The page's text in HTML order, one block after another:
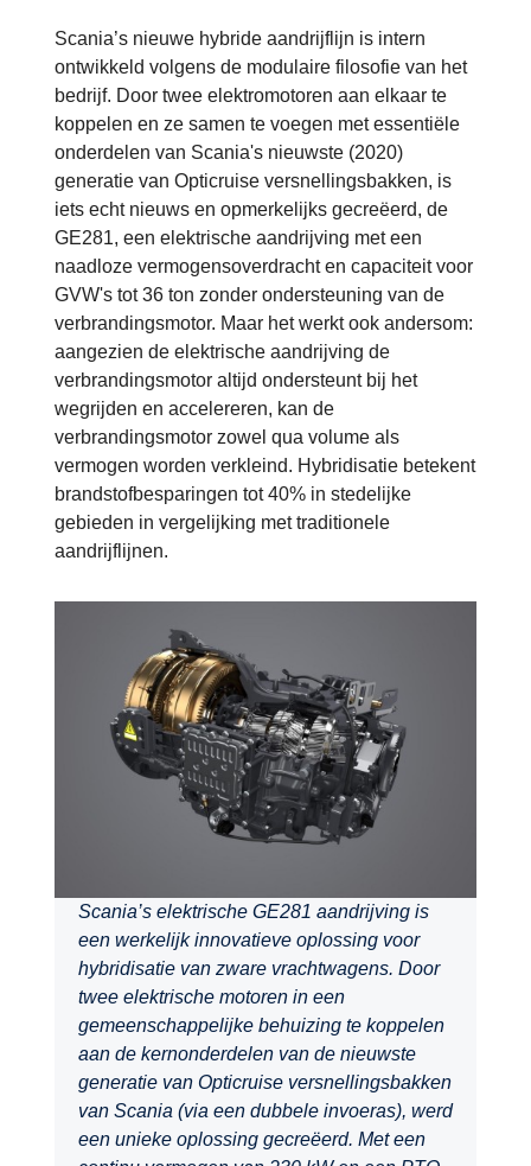
Scania’s nieuwe hybride aandrijflijn is intern
ontwikkeld volgens de modulaire filosofie van het
bedrijf. Door twee elektromotoren aan elkaar te
koppelen en ze samen te voegen met essentiële
onderdelen van Scania's nieuwste (2020)
generatie van Opticruise versnellingsbakken, is
iets echt nieuws en opmerkelijks gecreëerd, de
GE281, een elektrische aandrijving met een
naadloze vermogensoverdracht en capaciteit voor
GVW's tot 36 ton zonder ondersteuning van de
verbrandingsmotor. Maar het werkt ook andersom:
aangezien de elektrische aandrijving de
verbrandingsmotor altijd ondersteunt bij het
wegrijden en accelereren, kan de
verbrandingsmotor zowel qua volume als
vermogen worden verkleind. Hybridisatie betekent
brandstofbesparingen tot 40% in stedelijke
gebieden in vergelijking met traditionele
aandrijflijnen.
Scania’s elektrische GE281 aandrijving is
een werkelijk innovatieve oplossing voor
hybridisatie van zware vrachtwagens. Door
twee elektrische motoren in een
gemeenschappelijke behuizing te koppelen
aan de kernonderdelen van de nieuwste
generatie van Opticruise versnellingsbakken
van Scania (via een dubbele invoeras), werd
een unieke oplossing gecreëerd. Met een